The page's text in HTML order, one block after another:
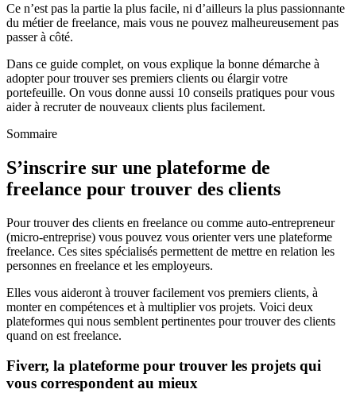
Ce n’est pas la partie la plus facile, ni d’ailleurs la plus passionnante
du métier de freelance, mais vous ne pouvez malheureusement pas
passer à côté.
Dans ce guide complet, on vous explique la bonne démarche à
adopter pour trouver ses premiers clients ou élargir votre
portefeuille. On vous donne aussi 10 conseils pratiques pour vous
aider à recruter de nouveaux clients plus facilement.
Sommaire
S’inscrire sur une plateforme de
freelance pour trouver des clients
Pour trouver des clients en freelance ou comme auto-entrepreneur
(micro-entreprise) vous pouvez vous orienter vers une plateforme
freelance. Ces sites spécialisés permettent de mettre en relation les
personnes en freelance et les employeurs.
Elles vous aideront à trouver facilement vos premiers clients, à
monter en compétences et à multiplier vos projets. Voici deux
plateformes qui nous semblent pertinentes pour trouver des clients
quand on est freelance.
Fiverr, la plateforme pour trouver les projets qui
vous correspondent au mieux